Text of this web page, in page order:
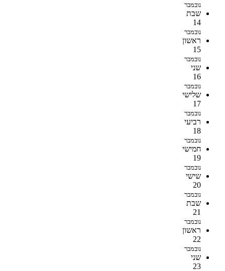
נובמבר
שבת
14
נובמבר
ראשון
15
נובמבר
שני
16
נובמבר
שלישי
17
נובמבר
רביעי
18
נובמבר
חמישי
19
נובמבר
שישי
20
נובמבר
שבת
21
נובמבר
ראשון
22
נובמבר
שני
23